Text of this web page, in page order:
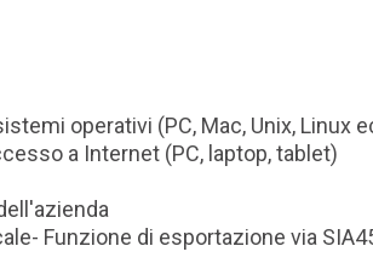
operativi (PC, Mac, Unix, Linux
a Internet (PC, laptop, tablet)
Funzione di esportazione via